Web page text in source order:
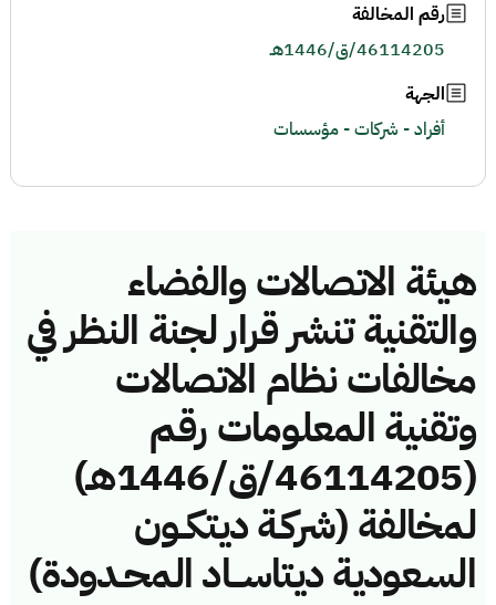
هيئة الاتصالات والفضاء
والتقنية تنشر قرار لجنة النظر في
مخالفات نظام الاتصالات
وتقنية المعلومات رقم
(46114205/ق/1446هـ)
لمخالفة (شركـة ديتكــون
السـعودية ديتاســـاد المحـدودة)
رقم المخالفة
46114205/ق/1446هـ
الجهة
أفراد - شركات - مؤسسات